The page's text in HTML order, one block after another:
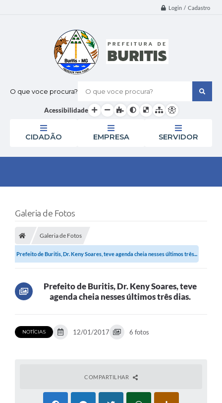
Login / Cadastro
O que voce procura?
Acessibilidade
CIDADÃO EMPRESA SERVIDOR
Galeria de Fotos
Galeria de Fotos
Prefeito de Buritis, Dr. Keny Soares, teve agenda cheia nesses últimos três...
Prefeito de Buritis, Dr. Keny Soares, teve
agenda cheia nesses últimos três dias.
NOTÍCIAS 12/01/2017 6 fotos
COMPARTILHAR